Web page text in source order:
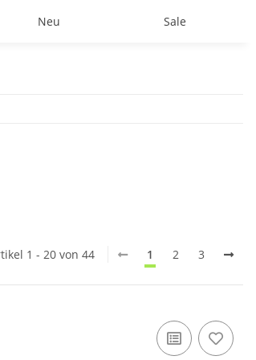
Neu Sale
1 - 20 von 44 1 2 3